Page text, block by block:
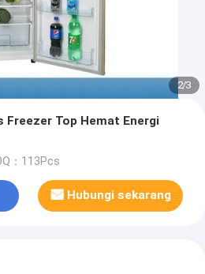
2/3
Freezer Top Hemat Energi
：113Pcs
Hubungi sekarang